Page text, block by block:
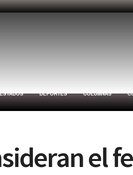
ESTADOS DEPORTES COLUMNAS
el